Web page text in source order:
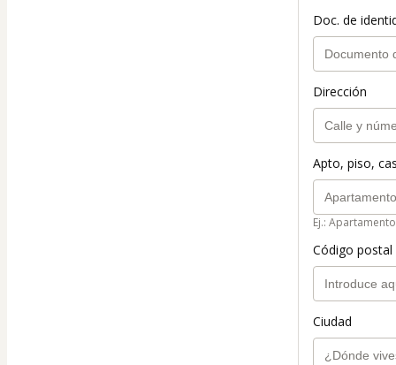
Doc. de
Dirección
Apto, piso,
Ej.:
Código postal
Ciudad